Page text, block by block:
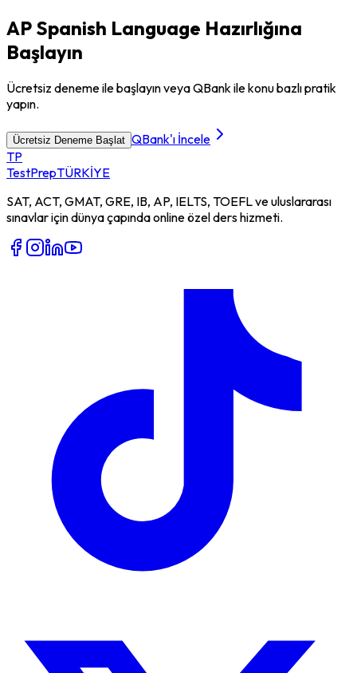
AP Spanish Language Hazırlığına
Başlayın
Ücretsiz deneme ile başlayın veya QBank ile konu bazlı pratik
yapın.
Ücretsiz Deneme Başlat QBank'ı İncele
TP
TestPrepTÜRKİYE
SAT, ACT, GMAT, GRE, IB, AP, IELTS, TOEFL ve uluslararası
sınavlar için dünya çapında online özel ders hizmeti.